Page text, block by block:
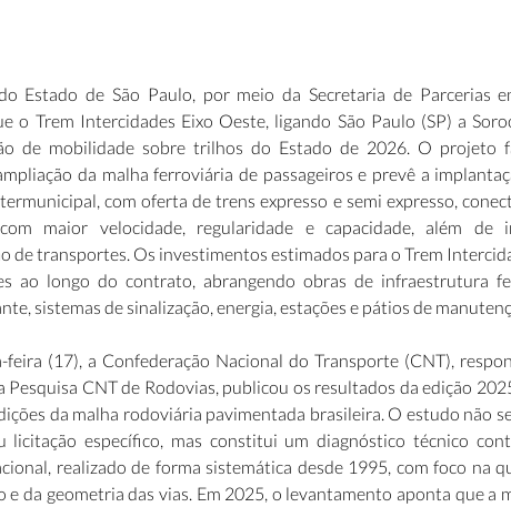
Estado de São Paulo, por meio da Secretaria de Parcerias
o Trem Intercidades Eixo Oeste, ligando São Paulo (SP) a
de mobilidade sobre trilhos do Estado de 2026. O projeto
da malha ferroviária de passageiros e prevê a
com oferta de trens expresso e semi expresso,
maior velocidade, regularidade e capacidade, além de
de transportes. Os investimentos estimados para o Trem
ao longo do contrato, abrangendo obras de infraestrutura
sistemas de sinalização, energia, estações e pátios de
feira (17), a Confederação Nacional do Transporte (CNT),
Pesquisa CNT de Rodovias, publicou os resultados da edição
da malha rodoviária pavimentada brasileira. O estudo não
licitação específico, mas constitui um diagnóstico técnico
realizado de forma sistemática desde 1995, com foco na
e da geometria das vias. Em 2025, o levantamento aponta que a